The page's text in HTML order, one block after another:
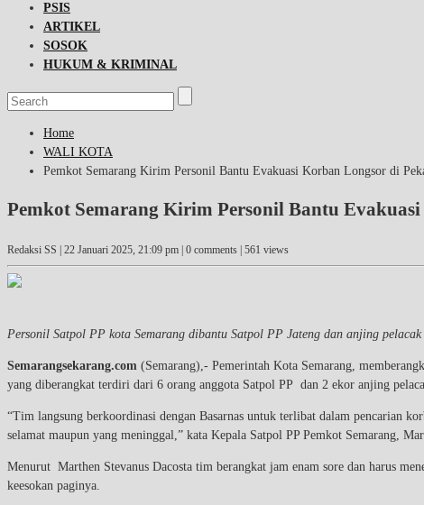
PSIS
ARTIKEL
SOSOK
HUKUM & KRIMINAL
Home
WALI KOTA
Pemkot Semarang Kirim Personil Bantu Evakuasi Korban Longsor di
Pemkot Semarang Kirim Personil Bantu
Redaksi SS | 22 Januari 2025, 21:09 pm | 0 comments | 561 views
Personil Satpol PP kota Semarang dibantu Satpol PP Jateng dan anjing
Semarangsekarang.com (Semarang),- Pemerintah Kota Semarang,
yang diberangkat terdiri dari 6 orang anggota Satpol PP dan 2 ekor anjing
“Tim langsung berkoordinasi dengan Basarnas untuk terlibat dalam pencarian
selamat maupun yang meninggal,” kata Kepala Satpol PP Pemkot Semarang,
Menurut Marthen Stevanus Dacosta tim berangkat jam enam sore dan harus
keesokan paginya.